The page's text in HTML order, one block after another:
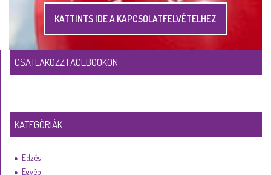
KATTINTS IDE A KAPCSOLATFELVÉTELHEZ
CSATLAKOZZ FACEBOOKON
KATEGÓRIÁK
Edzés
Egyéb